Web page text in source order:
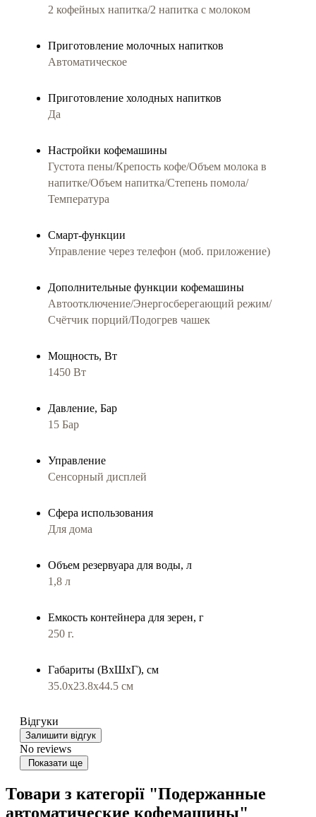
2 кофейных напитка/2 напитка с молоком
Приготовление молочныx напитков
Автоматическое
Приготовление холодных напитков
Да
Настройки кофемашины
Густота пены/Крепость кофе/Объем молока в
напитке/Объем напитка/Степень помола/
Температура
Смарт-функции
Управление через телефон (моб. приложение)
Дополнительные функции кофемашины
Автоотключение/Энергосберегающий режим/
Счётчик порций/Подогрев чашек
Мощность, Вт
1450 Вт
Давление, Бар
15 Бар
Управление
Сенсорный дисплей
Сфера использования
Для дома
Объем резервуара для воды, л
1,8 л
Емкость контейнера для зерен, г
250 г.
Габариты (ВхШхГ), см
35.0x23.8x44.5 см
Відгуки
Залишити відгук
No reviews
Показати ще
Товари з категорії "Подержанные
автоматические кофемашины"